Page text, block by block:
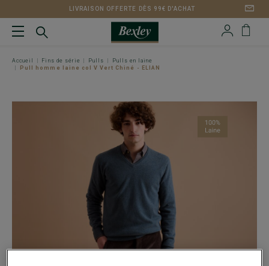
LIVRAISON OFFERTE DÈS 99€ D'ACHAT
Accueil Fins de série Pulls
Pulls en laine
Pull homme laine col V Vert Chiné - ELIAN